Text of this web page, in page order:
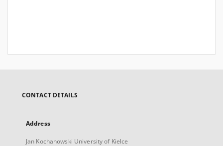
CONTACT DETAILS
Address
Jan Kochanowski University of Kielce